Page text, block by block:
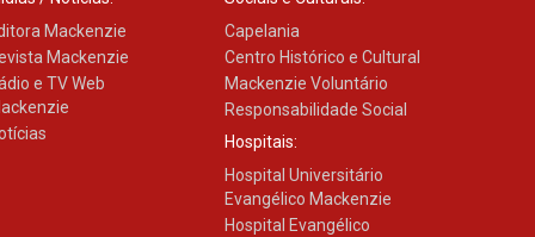
Transformadora reúne
docentes para debater
inovação e desafios da
educação superior
04.08.2026
Mackenzie
Mackenzie
e TV Web
Capelania
Centro Histórico e Cultural
Mackenzie Voluntário
Responsabilidade Social
Hospitais:
Hospital Universitário
Evangélico Mackenzie
Hospital Evangélico